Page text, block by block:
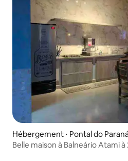
Hébergement ⋅ Pontal do
Belle maison à Balneário Atami